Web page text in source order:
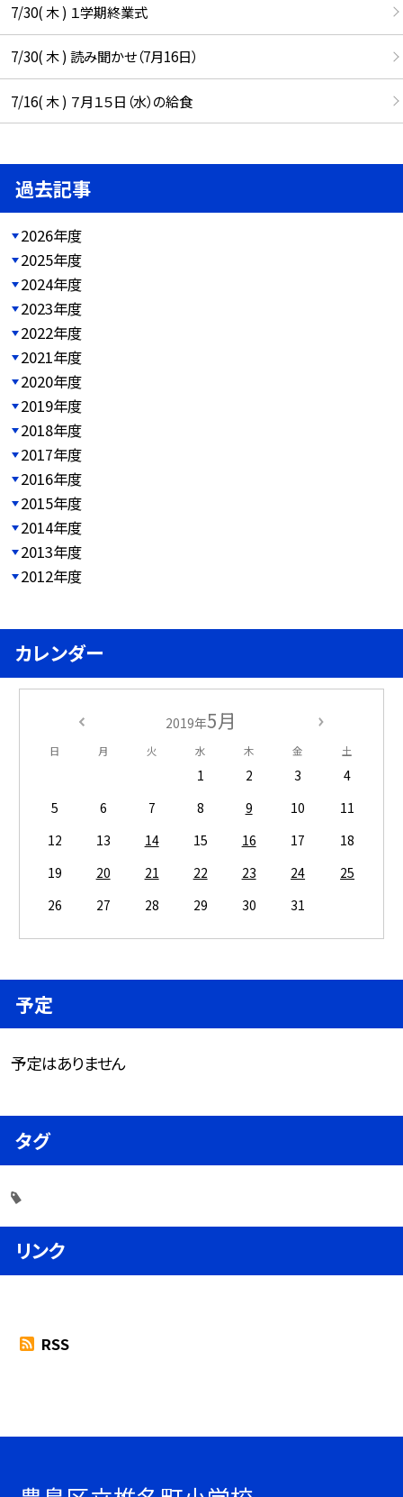
7/30( 木 ) １学期終業式
7/30( 木 ) 読み聞かせ（7月16日）
7/16( 木 ) ７月１５日（水）の給食
過去記事
2026年度
2025年度
2024年度
2023年度
2022年度
2021年度
2020年度
2019年度
2018年度
2017年度
2016年度
2015年度
2014年度
2013年度
2012年度
カレンダー
2019年5月
日 月 火 水 木 金 土
1 2 3
4
5
6 7 8 9 10
11
12
13 14 15 16 17
18
19
20 21 22 23 24
25
26
27 28 29 30 31
予定
予定はありません
タグ
リンク
RSS